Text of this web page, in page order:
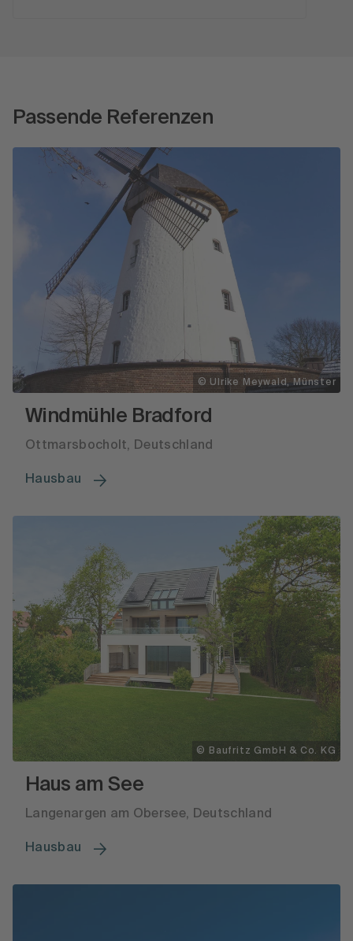
Passende Referenzen
© Ulrike Meywald, Münster
Windmühle Bradford
Ottmarsbocholt, Deutschland
Hausbau
© Baufritz GmbH & Co. KG
Haus am See
Langenargen am Obersee, Deutschland
Hausbau